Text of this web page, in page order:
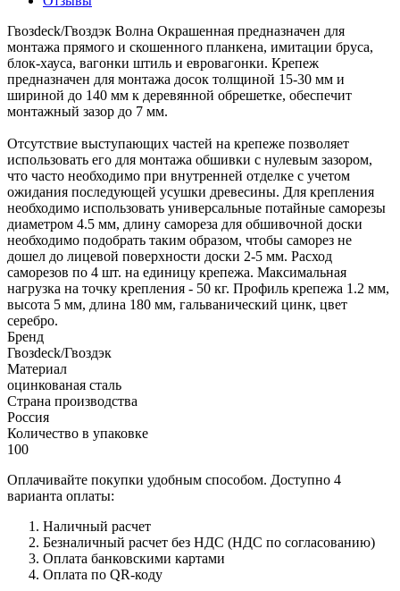
Гвозdeck/Гвоздэк Волна Окрашенная предназначен для
монтажа прямого и скошенного планкена, имитации бруса,
блок-хауса, вагонки штиль и евровагонки. Крепеж
предназначен для монтажа досок толщиной 15-30 мм и
шириной до 140 мм к деревянной обрешетке, обеспечит
монтажный зазор до 7 мм.
Отсутствие выступающих частей на крепеже позволяет
использовать его для монтажа обшивки с нулевым зазором,
что часто необходимо при внутренней отделке с учетом
ожидания последующей усушки древесины. Для крепления
необходимо использовать универсальные потайные саморезы
диаметром 4.5 мм, длину самореза для обшивочной доски
необходимо подобрать таким образом, чтобы саморез не
дошел до лицевой поверхности доски 2-5 мм. Расход
саморезов по 4 шт. на единицу крепежа. Максимальная
нагрузка на точку крепления - 50 кг. Профиль крепежа 1.2 мм,
высота 5 мм, длина 180 мм, гальванический цинк, цвет
серебро.
Бренд
Гвозdeck/Гвоздэк
Материал
оцинкованая сталь
Страна производства
Россия
Количество в упаковке
100
Оплачивайте покупки удобным способом. Доступно 4
варианта оплаты:
Наличный расчет
Безналичный расчет без НДС (НДС по согласованию)
Оплата банковскими картами
Оплата по QR-коду